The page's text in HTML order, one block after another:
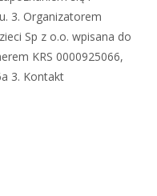
3. Organizatorem
Sp z o.o. wpisana do
KRS 0000925066,
3. Kontakt